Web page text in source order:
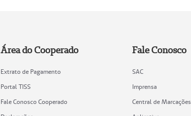
Área do Cooperado
Extrato de Pagamento
Portal TISS
Fale Conosco Cooperado
Fale Conosco
SAC
Imprensa
Central de Marcações